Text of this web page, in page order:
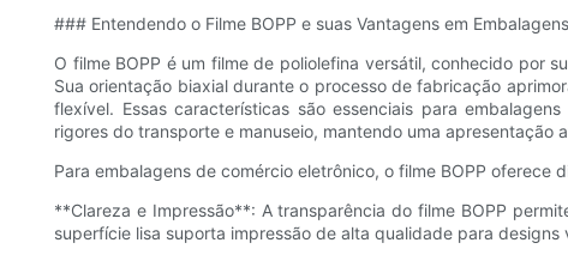
### Entendendo o Filme BOPP e suas Vantagens em Embalagens
O filme BOPP é um filme de poliolefina versátil, conhecido por
Sua orientação biaxial durante o processo de fabricação
flexível. Essas características são essenciais para
rigores do transporte e manuseio, mantendo uma apresentação
Para embalagens de comércio eletrônico, o filme BOPP oferece
**Clareza e Impressão**: A transparência do filme BOPP
superfície lisa suporta impressão de alta qualidade para